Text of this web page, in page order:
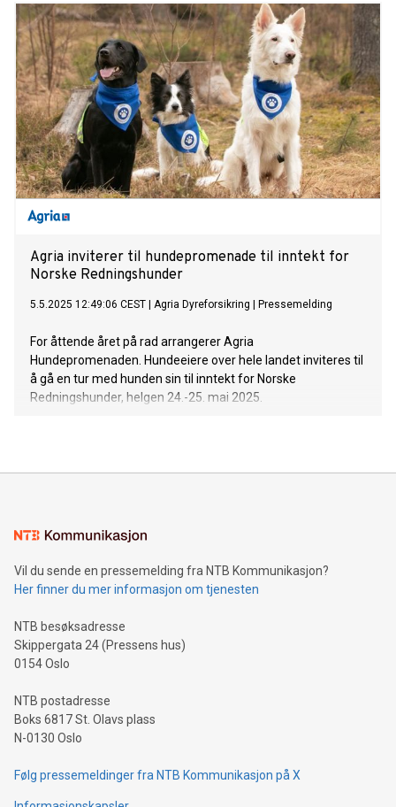
Agria inviterer til hundepromenade til inntekt for
Norske Redningshunder
5.5.2025 12:49:06 CEST Agria Dyreforsikring Pressemelding
For åttende året på rad arrangerer Agria
Hundepromenaden. Hundeeiere over hele landet inviteres til
å gå en tur med hunden sin til inntekt for Norske
Redningshunder, helgen 24.-25. mai 2025.
Vil du sende en pressemelding fra NTB Kommunikasjon?
Her finner du mer informasjon om tjenesten
NTB besøksadresse
Skippergata 24 (Pressens hus)
0154 Oslo
NTB postadresse
Boks 6817 St. Olavs plass
N-0130 Oslo
Følg pressemeldinger fra NTB Kommunikasjon på X